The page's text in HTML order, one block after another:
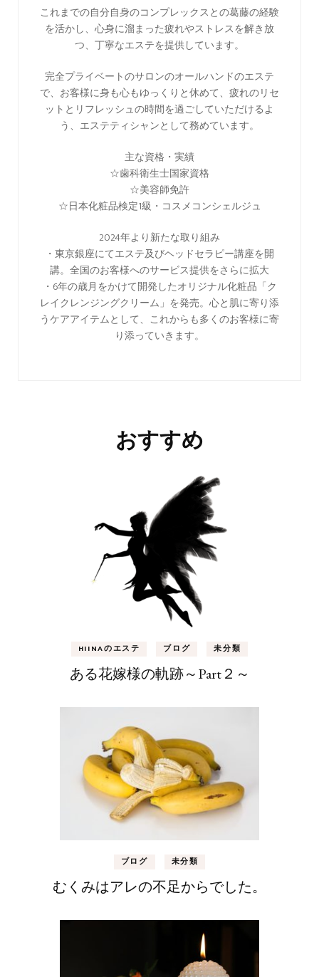
これまでの自分自身のコンプレックスとの葛藤の経験
を活かし、心身に溜まった疲れやストレスを解き放
つ、丁寧なエステを提供しています。
完全プライベートのサロンのオールハンドのエステ
で、お客様に身も心もゆっくりと休めて、疲れのリセ
ットとリフレッシュの時間を過ごしていただけるよ
う、エステティシャンとして務めています。
主な資格・実績
☆歯科衛生士国家資格
☆美容師免許
☆日本化粧品検定1級・コスメコンシェルジュ
2024年より新たな取り組み
・東京銀座にてエステ及びヘッドセラピー講座を開
講。全国のお客様へのサービス提供をさらに拡大
・6年の歳月をかけて開発したオリジナル化粧品「ク
レイクレンジングクリーム」を発売。心と肌に寄り添
うケアアイテムとして、これからも多くのお客様に寄
り添っていきます。
おすすめ
HIINAのエステ ブログ 未分類
ある花嫁様の軌跡～Part２～
ブログ 未分類
むくみはアレの不足からでした。